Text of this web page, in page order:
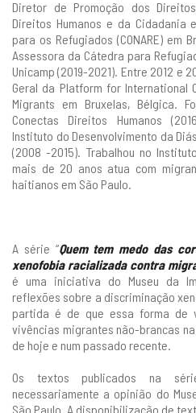
Diretor de Promoção dos
Direitos Humanos e da Cidadania
para os Refugiados (CONARE) em
Assessora da Cátedra para
Unicamp (2019-2021). Entre 2012 e
Geral da Platform for International
Migrants em Bruxelas, Bélgica.
Conectas Direitos Humanos
Instituto do Desenvolvimento da
(2008 -2015). Trabalhou no
mais de 20 anos atua com
haitianos em São Paulo.
A série “Quem tem medo das
xenofobia racializada contra
é uma iniciativa do Museu da
reflexões sobre a discriminação
partida é de que essa forma de
vivências migrantes não-brancas
de hoje e num passado recente.
Os textos publicados na
necessariamente a opinião do
São Paulo. A disponibilização de